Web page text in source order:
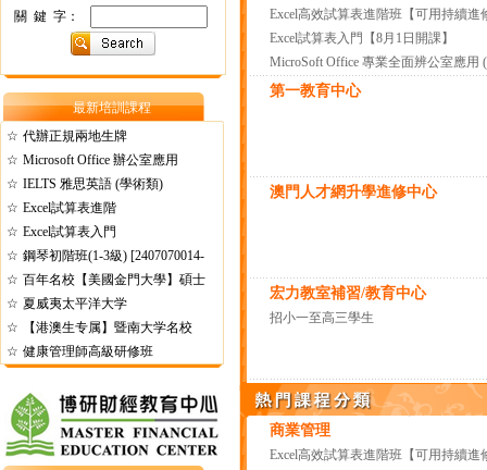
關 鍵 字：
最新培訓課程
☆ 代辦正規兩地生牌
☆ Microsoft Office 辦公室應用
☆ IELTS 雅思英語 (學術類)
☆ Excel試算表進階
☆ Excel試算表入門
☆ 鋼琴初階班(1-3級) [2407070014-
6]
☆ 百年名校【美國金門大學】碩士
☆ 夏威夷太平洋大学
☆
【港澳生专属】暨南大学名校
☆ 健康管理師高級研修班
Excel高效試算表進階班【可用持續進
Excel試算表入門【8月1日開課】
MicroSoft Office 專業全面辨公室應用
第一教育中心
澳門人才網升學進修中心
宏力教室補習/教育中心
招小一至高三學生
商業管理
Excel高效試算表進階班【可用持續進